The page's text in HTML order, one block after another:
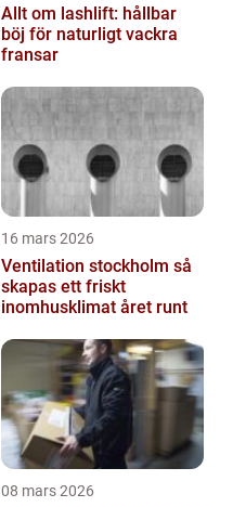
Allt om lashlift: hållbar
böj för naturligt vackra
fransar
16 mars 2026
Ventilation stockholm så
skapas ett friskt
inomhusklimat året runt
08 mars 2026